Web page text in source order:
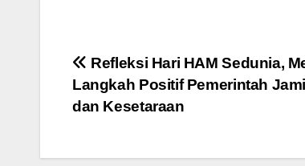
Post
navigation
Refleksi Hari HAM Sedunia,
Langkah Positif Pemerintah
dan Kesetaraan